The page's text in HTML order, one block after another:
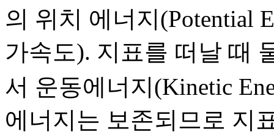
의 위치 에너지(Potential
가속도). 지표를 떠날 때
서 운동에너지(Kinetic
에너지는 보존되므로 지